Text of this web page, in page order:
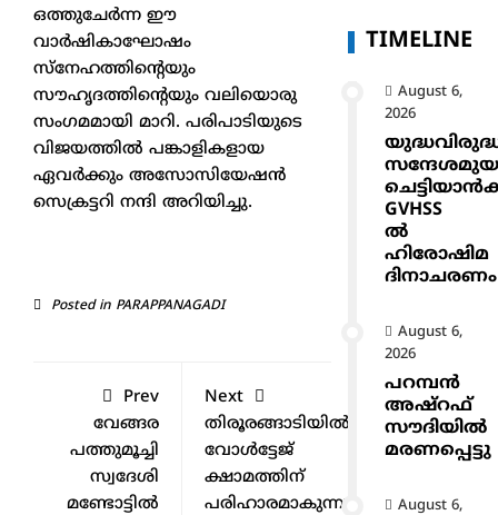
ഒത്തുചേർന്ന ഈ
വാർഷികാഘോഷം
സ്നേഹത്തിന്റെയും
സൗഹൃദത്തിന്റെയും വലിയൊരു
സംഗമമായി മാറി. പരിപാടിയുടെ
വിജയത്തിൽ പങ്കാളികളായ
ഏവർക്കും അസോസിയേഷൻ
സെക്രട്ടറി നന്ദി അറിയിച്ചു.
Posted in PARAPPANAGADI
Prev
വേങ്ങര
പത്തുമൂച്ചി
സ്വദേശി
മണ്ടോട്ടിൽ
Next
തിരൂരങ്ങാടിയിൽ
വോൾട്ടേജ്
ക്ഷാമത്തിന്
പരിഹാരമാകുന്നു.
TIMELINE
August 6,
2026
GVHSS
ൽ
ഹിരോഷിമ
ദിനാചരണം
August 6,
2026
പറമ്പൻ
അഷ്‌റഫ്
സൗദിയിൽ
മരണപ്പെട്ടു
August 6,